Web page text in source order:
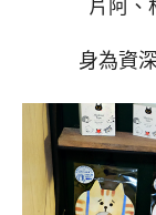
片阿、
身為資